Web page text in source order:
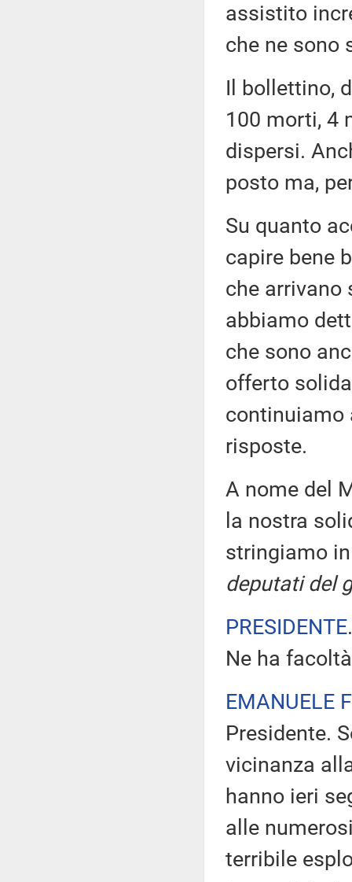
assistito
che ne sono
Il bollettino,
100 morti, 4
dispersi.
posto ma,
Su quanto
capire bene
che arrivano
abbiamo
che sono
offerto
continuiamo
risposte.
A nome del
la nostra
stringiamo
deputati del
PRESIDENTE
Ne ha
EMANUELE
Presidente.
vicinanza
hanno ieri
alle
terribile